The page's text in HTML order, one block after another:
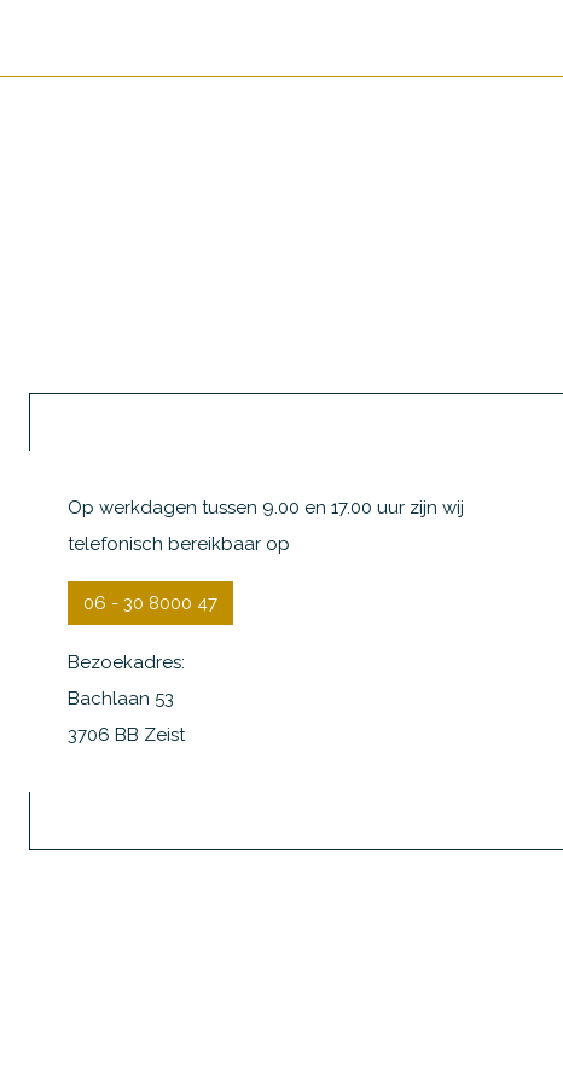
Op werkdagen tussen 9.00 en 17.00 uur zijn wij
telefonisch bereikbaar op
06 - 30 8000 47
Bezoekadres:
Bachlaan 53
3706 BB Zeist